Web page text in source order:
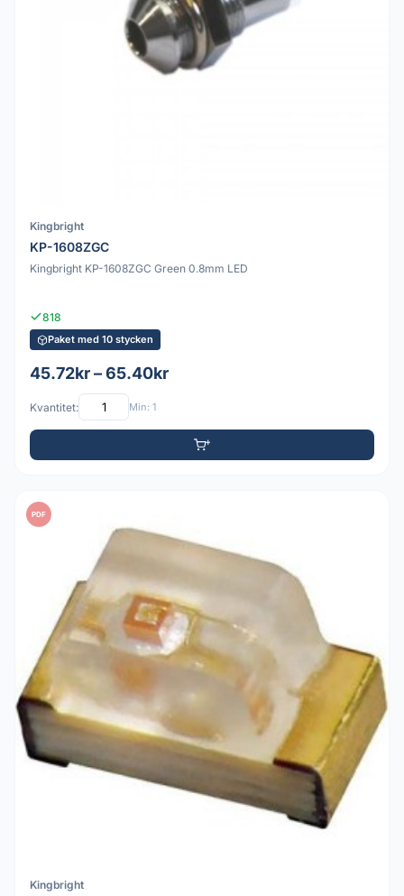
Kingbright
KP-1608ZGC
Kingbright KP-1608ZGC Green 0.8mm LED
818
Paket med 10 stycken
45.72kr – 65.40kr
Kvantitet: Min: 1
PDF
Kingbright